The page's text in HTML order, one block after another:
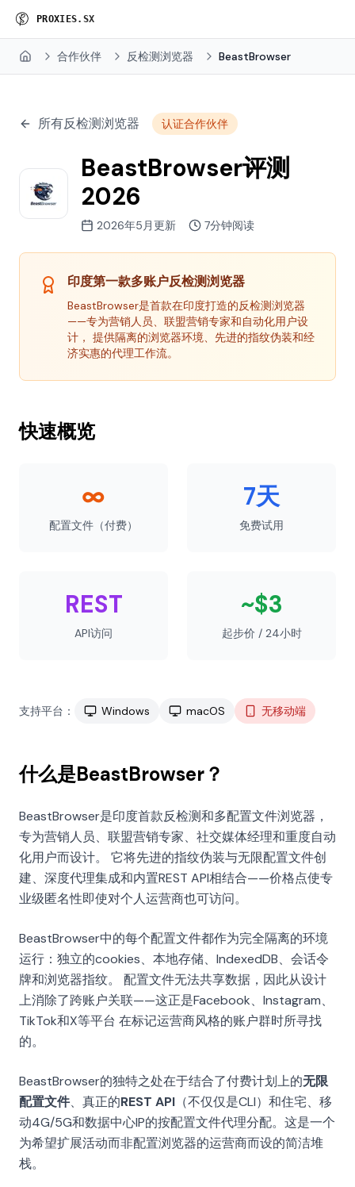
PROXI ES. SX
Home 合作伙伴 反检测浏览器 BeastBrowser
所有反检测浏览器 认证合作伙伴
BeastBrowser评测
2026
2026年5月更新 7分钟阅读
印度第一款多账户反检测浏览器
BeastBrowser是首款在印度打造的反检测浏览器
——专为营销人员、联盟营销专家和自动化用户设
计， 提供隔离的浏览器环境、先进的指纹伪装和经
济实惠的代理工作流。
快速概览
∞
配置文件（付费）
7天
免费试用
REST
API访问
~$3
起步价 / 24小时
支持平台： Windows macOS 无移动端
什么是BeastBrowser？
BeastBrowser是印度首款反检测和多配置文件浏览器，
专为营销人员、联盟营销专家、社交媒体经理和重度自动
化用户而设计。 它将先进的指纹伪装与无限配置文件创
建、深度代理集成和内置REST API相结合——价格点使专
业级匿名性即使对个人运营商也可访问。
BeastBrowser中的每个配置文件都作为完全隔离的环境
运行：独立的cookies、本地存储、IndexedDB、会话令
牌和浏览器指纹。 配置文件无法共享数据，因此从设计
上消除了跨账户关联——这正是Facebook、Instagram、
TikTok和X等平台 在标记运营商风格的账户群时所寻找
的。
BeastBrowser的独特之处在于结合了付费计划上的无限
配置文件、真正的REST API （不仅仅是CLI）和住宅、移
动4G/5G和数据中心IP的按配置文件代理分配。这是一个
为希望扩展活动而非配置浏览器的运营商而设的简洁堆
栈。